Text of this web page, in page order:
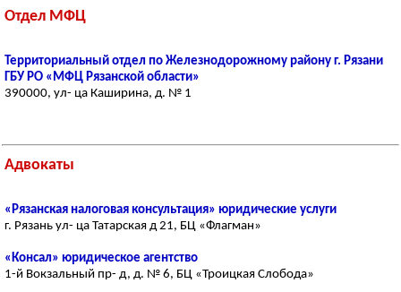
Отдел МФЦ
Территориальный отдел по Железнодорожному району г. Рязани
ГБУ РО «МФЦ Рязанской области»
390000, ул- ца Каширина, д. № 1
Адвокаты
«Рязанская налоговая консультация» юридические услуги
г. Рязань ул- ца Татарская д 21, БЦ «Флагман»
«Консал» юридическое агентство
1-й Вокзальный пр- д, д. № 6, БЦ «Троицкая Слобода»